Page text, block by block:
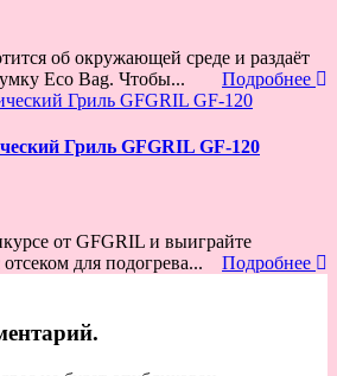
об окружающей среде и раздаёт
Eco Bag. Чтобы...
Подробнее
Гриль GFGRIL GF-120
от GFGRIL и выиграйте
для подогрева...
Подробнее